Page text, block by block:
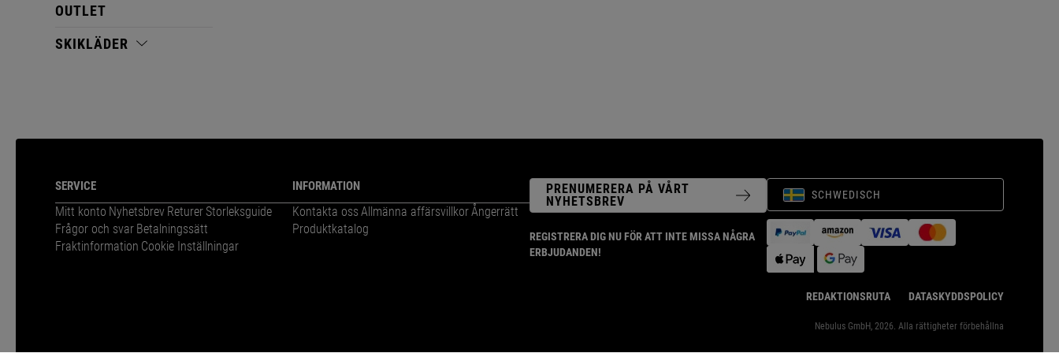
OUTLET
SKIKLÄDER
SERVICE
Mitt konto Nyhetsbrev Returer Storleksguide
Frågor och svar Betalningssätt
Fraktinformation Cookie Inställningar
INFORMATION
Kontakta ossAllmänna affärsvillkorÅngerrätt
Produktkatalog
PRENUMERERA PÅ VÅRT
NYHETSBREV
REGISTRERA DIG NU FÖR ATT INTE MISSA NÅGRA
ERBJUDANDEN!
SCHWEDISCH
REDAKTIONSRUTA DATASKYDDSPOLICY
Nebulus GmbH, 2026. Alla rättigheter förbehållna